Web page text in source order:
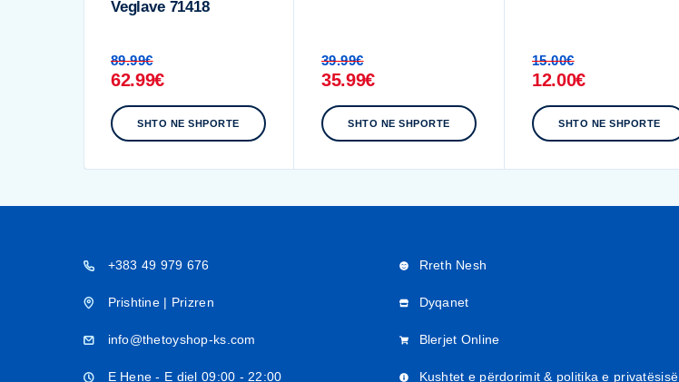
Veglave 71418
89.99€
62.99€
SHTO NE SHPORTE
39.99€
35.99€
SHTO NE SHPORTE
15.00€
12.00€
SHTO NE SHPORTE
+383 49 979 676
Prishtine | Prizren
info@thetoyshop-ks.com
E Hene - E diel 09:00 - 22:00
Rreth Nesh
Dyqanet
Blerjet Online
Kushtet e përdorimit & politika e privatësisë